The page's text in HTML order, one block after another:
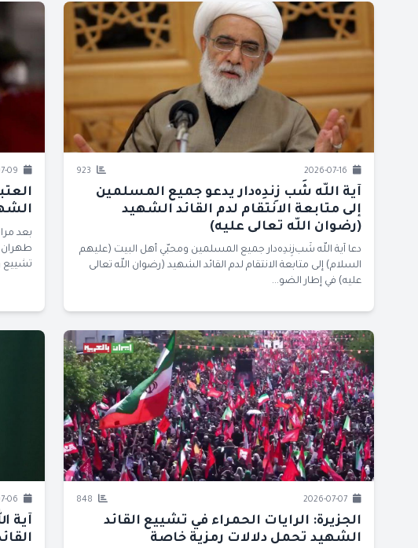
آية اللّه شَب زِندِه‌دار يدعو جميع المسلمين
إلى متابعة الانتقام لدم القائد الشهيد
(رضوان اللّه تعالى عليه)
دعا آية اللّه شَب‌زِندِه‌دار جميع المسلمين ومحبّي أهل البيت (عليهم
السلام) إلى متابعة الانتقام لدم القائد الشهيد (رضوان اللّه تعالى
عليه) في إطار الضو...
الشهيد؛
بعد
طهران
تشييع
الجزيرة: الرايات الحمراء في تشييع القائد
الشهيد تحمل دلالات رمزية خاصة
آية